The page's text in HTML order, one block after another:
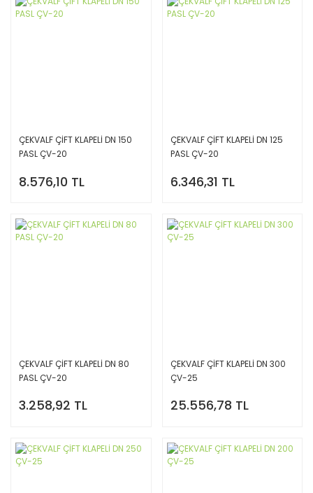
ÇEKVALF ÇİFT KLAPELİ DN 150
PASL ÇV-20
8.576,10 TL
ÇEKVALF ÇİFT KLAPELİ DN 125
PASL ÇV-20
6.346,31 TL
ÇEKVALF ÇİFT KLAPELİ DN 80
PASL ÇV-20
3.258,92 TL
ÇEKVALF ÇİFT KLAPELİ DN 300
ÇV-25
25.556,78 TL